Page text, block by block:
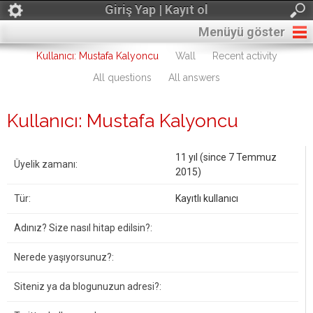
Giriş Yap | Kayıt ol
Menüyü göster
Kullanıcı: Mustafa Kalyoncu Wall
Recent activity
All questions
All answers
Kullanıcı: Mustafa Kalyoncu
Üyelik zamanı:
11 yıl (since 7 Temmuz
2015)
Tür: Kayıtlı kullanıcı
Adınız? Size nasıl hitap edilsin?:
Nerede yaşıyorsunuz?:
Siteniz ya da blogunuzun adresi?: